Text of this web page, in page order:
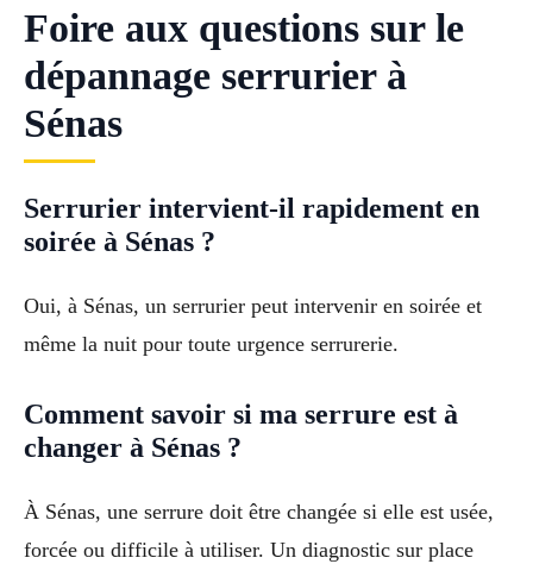
Foire aux questions sur le
dépannage serrurier à
Sénas
Serrurier intervient-il rapidement en
soirée à Sénas ?
Oui, à Sénas, un serrurier peut intervenir en soirée et
même la nuit pour toute urgence serrurerie.
Comment savoir si ma serrure est à
changer à Sénas ?
À Sénas, une serrure doit être changée si elle est usée,
forcée ou difficile à utiliser. Un diagnostic sur place